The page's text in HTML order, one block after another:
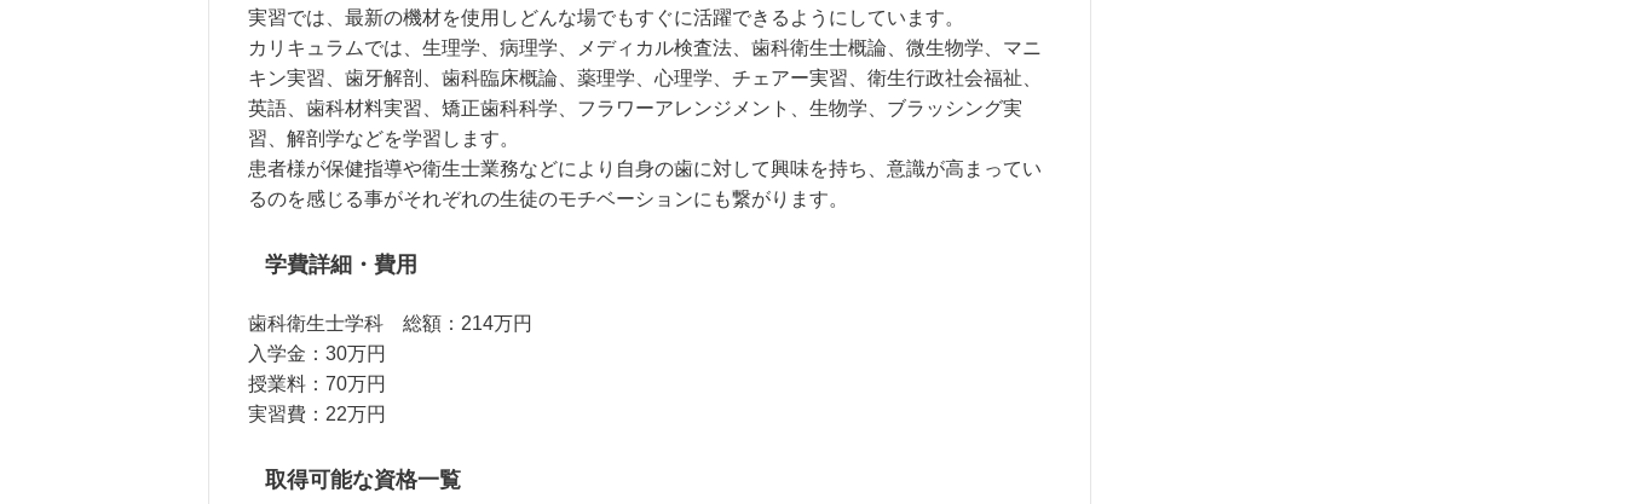
実習では、最新の機材を使用しどんな場でもすぐに活躍できるようにしています。
カリキュラムでは、生理学、病理学、メディカル検査法、歯科衛生士概論、微生物学、マニ
キン実習、歯牙解剖、歯科臨床概論、薬理学、心理学、チェアー実習、衛生行政社会福祉、
英語、歯科材料実習、矯正歯科科学、フラワーアレンジメント、生物学、ブラッシング実
習、解剖学などを学習します。
患者様が保健指導や衛生士業務などにより自身の歯に対して興味を持ち、意識が高まってい
るのを感じる事がそれぞれの生徒のモチベーションにも繋がります。
学費詳細・費用
歯科衛生士学科 総額：214万円
入学金：30万円
授業料：70万円
実習費：22万円
取得可能な資格一覧